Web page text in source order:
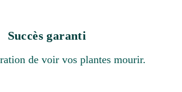
Succès garanti
de voir vos plantes mourir.